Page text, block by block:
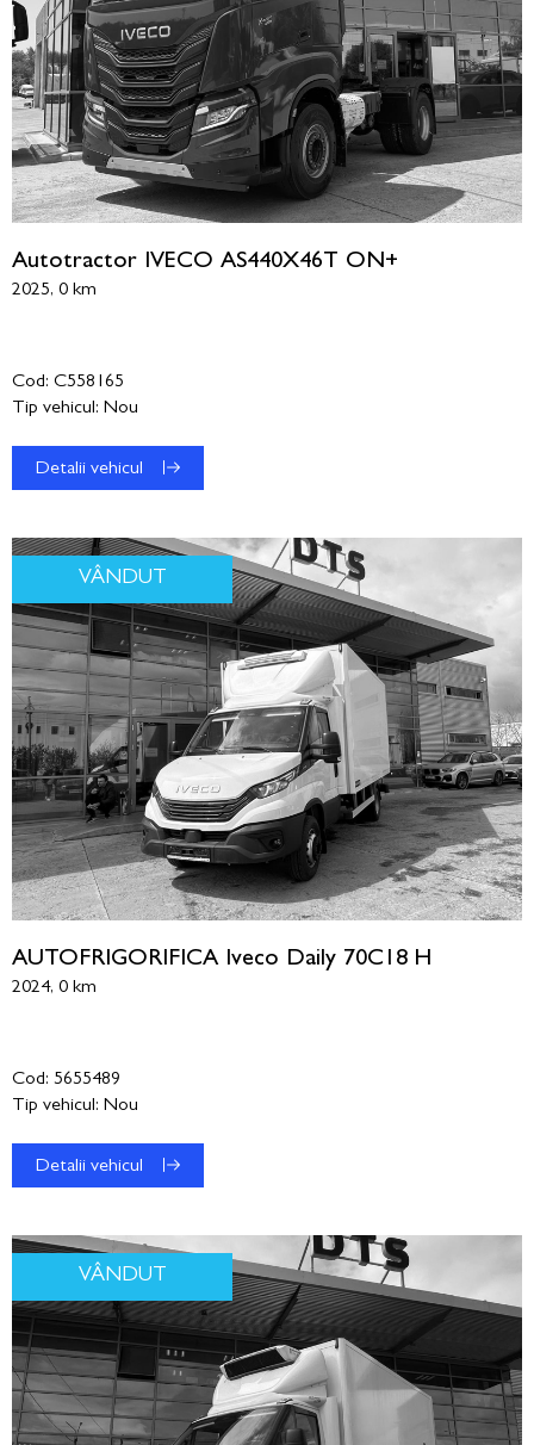
Autotractor IVECO AS440X46T ON+
2025, 0 km
Cod: C558165
Tip vehicul: Nou
Detalii vehicul
VÂNDUT
AUTOFRIGORIFICA Iveco Daily 70C18 H
2024, 0 km
Cod: 5655489
Tip vehicul: Nou
Detalii vehicul
VÂNDUT